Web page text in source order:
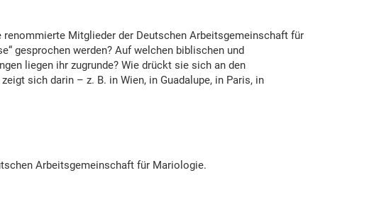
Mitglieder der Deutschen Arbeitsgemeinschaft für
gesprochen werden? Auf welchen biblischen und
liegen ihr zugrunde? Wie drückt sie sich an den
sich darin – z. B. in Wien, in Guadalupe, in Paris, in
Arbeitsgemeinschaft für Mariologie.